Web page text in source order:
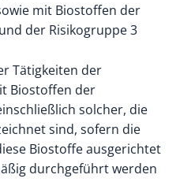
mit Biostoffen der
der Risikogruppe 3
Tätigkeiten der
Biostoffen der
solcher, die
sind, sofern die
Biostoffe ausgerichtet
durchgeführt werden